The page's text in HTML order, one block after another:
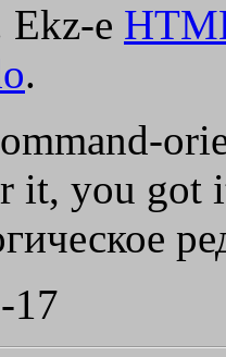
Ekz-e
.
it, you got
17